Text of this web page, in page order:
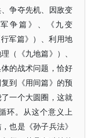
争夺先机、因敌变
争篇》、《九变
军篇》）、利用地
（《九地篇》）、
的战术问题，恰好
到《用间篇》的预
一个大圆圈，这就
环。从这个意义上
也是《孙子兵法》